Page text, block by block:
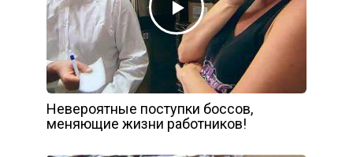
Невероятные поступки боссов,
меняющие жизни работников!